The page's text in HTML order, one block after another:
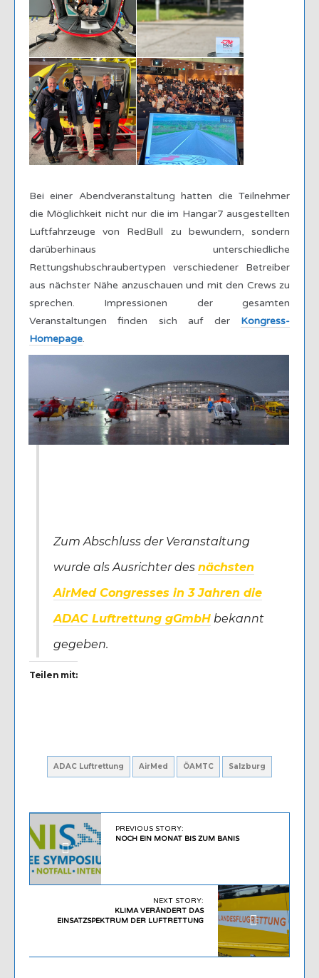
Bei einer Abendveranstaltung hatten die Teilnehmer
die Möglichkeit nicht nur die im Hangar7 ausgestellten
Luftfahrzeuge von RedBull zu bewundern, sondern
darüberhinaus unterschiedliche
Rettungshubschraubertypen verschiedener Betreiber
aus nächster Nähe anzuschauen und mit den Crews zu
sprechen. Impressionen der gesamten
Veranstaltungen finden sich auf der Kongress-
Homepage.
Zum Abschluss der Veranstaltung
wurde als Ausrichter des nächsten
AirMed Congresses in 3 Jahren die
ADAC Luftrettung gGmbH bekannt
gegeben.
Teilen mit:
ADAC Luftrettung AirMed ÖAMTC Salzburg
PREVIOUS STORY:
NOCH EIN MONAT BIS ZUM BANIS
NEXT STORY:
KLIMA VERÄNDERT DAS
EINSATZSPEKTRUM DER LUFTRETTUNG